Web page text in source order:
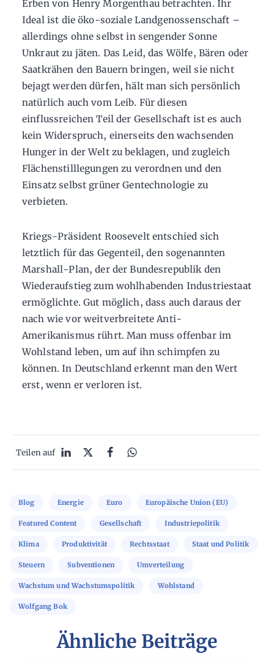
Erben von Henry Morgenthau betrachten. Ihr
Ideal ist die öko-soziale Landgenossenschaft –
allerdings ohne selbst in sengender Sonne
Unkraut zu jäten. Das Leid, das Wölfe, Bären oder
Saatkrähen den Bauern bringen, weil sie nicht
bejagt werden dürfen, hält man sich persönlich
natürlich auch vom Leib. Für diesen
einflussreichen Teil der Gesellschaft ist es auch
kein Widerspruch, einerseits den wachsenden
Hunger in der Welt zu beklagen, und zugleich
Flächenstilllegungen zu verordnen und den
Einsatz selbst grüner Gentechnologie zu
verbieten.
Kriegs-Präsident Roosevelt entschied sich
letztlich für das Gegenteil, den sogenannten
Marshall-Plan, der der Bundesrepublik den
Wiederaufstieg zum wohlhabenden Industriestaat
ermöglichte. Gut möglich, dass auch daraus der
nach wie vor weitverbreitete Anti-
Amerikanismus rührt. Man muss offenbar im
Wohlstand leben, um auf ihn schimpfen zu
können. In Deutschland erkennt man den Wert
erst, wenn er verloren ist.
Teilen auf
Blog Energie Euro Europäische Union (EU)
Featured Content Gesellschaft Industriepolitik
Klima Produktivität Rechtsstaat Staat und Politik
Steuern Subventionen Umverteilung
Wachstum und Wachstumspolitik Wohlstand
Wolfgang Bok
Ähnliche Beiträge